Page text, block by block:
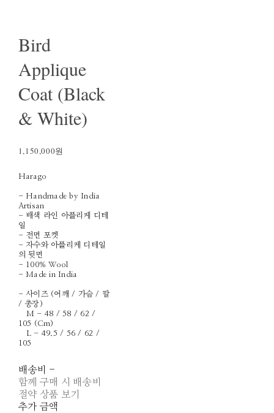
Bird
Applique
Coat (Black
& White)
1,150,000원
Harago
- Handmade by India
Artisan
- 배색 라인 아플리케 디테
일
- 전면 포켓
- 자수와 아플리케 디테일
의 뒷면
- 100% Wool
- Made in India
- 사이즈 (어깨 / 가슴 / 팔
/ 총장)
M - 48 / 58 / 62 /
105 (Cm)
L - 49.5 / 56 / 62 /
105
배송비 -
함께 구매 시 배송비
절약 상품 보기
추가 금액